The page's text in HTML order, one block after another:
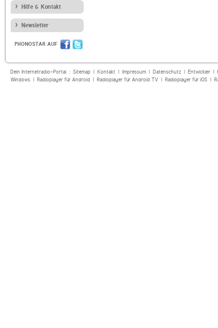
Hilfe & Kontakt
Newsletter
PHONOSTAR AUF
Dein Internetradio-Portal : Sitemap| Kontakt| Impressum| Datenschutz| Entwickler|
Windows| Radioplayer für Android| Radioplayer für Android TV| Radioplayer für iOS|